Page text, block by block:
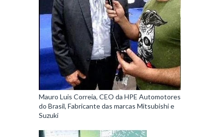
Mauro Luis Correia, CEO da HPE Automotores
do Brasil, Fabricante das marcas Mitsubishi e
Suzuki